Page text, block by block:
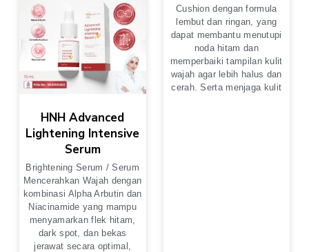
HNH Advanced
Lightening Intensive
Serum
Brightening Serum / Serum
Mencerahkan Wajah dengan
kombinasi Alpha Arbutin dan
Niacinamide yang mampu
menyamarkan flek hitam,
dark spot, dan bekas
jerawat secara optimal,
Cushion dengan formula
lembut dan ringan, yang
dapat membantu menutupi
noda hitam dan
memperbaiki tampilan kulit
wajah agar lebih halus dan
cerah. Serta menjaga kulit